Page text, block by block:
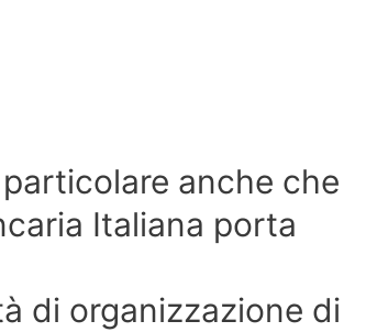
anche che
Italiana porta
di organizzazione di